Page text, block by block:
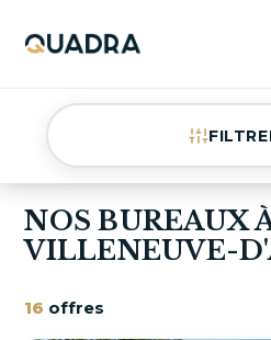
NOS BUREAUX
VILLENEUVE-
16 offres